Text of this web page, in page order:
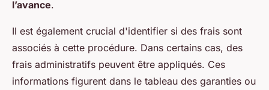
l’avance.
Il est également crucial d'identifier si des frais sont
associés à cette procédure. Dans certains cas, des
frais administratifs peuvent être appliqués. Ces
informations figurent dans le tableau des garanties ou